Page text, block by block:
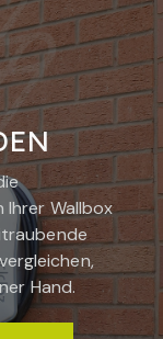
Ihrer Wallbox
Hand.